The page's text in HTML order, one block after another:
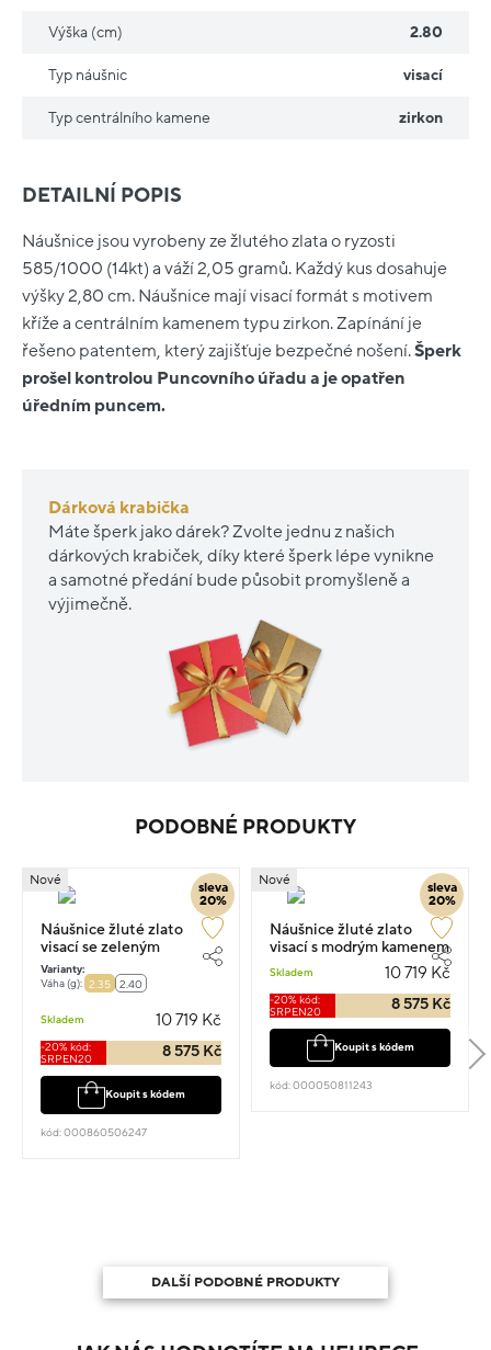
DETAILNÍ POPIS
Náušnice jsou vyrobeny ze žlutého zlata o ryzosti
585/1000 (14kt) a váží 2,05 gramů. Každý kus dosahuje
výšky 2,80 cm. Náušnice mají visací formát s motivem
kříže a centrálním kamenem typu zirkon. Zapínání je
řešeno patentem, který zajišťuje bezpečné nošení.Šperk
prošel kontrolou Puncovního úřadu a je opatřen
úředním puncem.
Dárková krabička
Máte šperk jako dárek? Zvolte jednu z našich
dárkových krabiček, díky které šperk lépe vynikne
a samotné předání bude působit promyšleně a
výjimečně.
Výška (cm) 2.80
Typ náušnic visací
Typ centrálního kamene zirkon
PODOBNÉ PRODUKTY
sleva
20%
Nové
Náušnice žluté zlato
visací se zeleným
kamenem 1.6cm 2.35g
Varianty:
Váha (g): 2.35 2.40
Skladem 10 719 Kč
-20% kód:
SRPEN20
8 575 Kč
Koupit s kódem
kód: 000860506247
sleva
20%
Nové
Náušnice žluté zlato
visací s modrým kamenem
Skladem 10 719 Kč
-20% kód:
SRPEN20
8 575 Kč
Koupit s kódem
kód: 000050811243
DALŠÍ PODOBNÉ PRODUKTY